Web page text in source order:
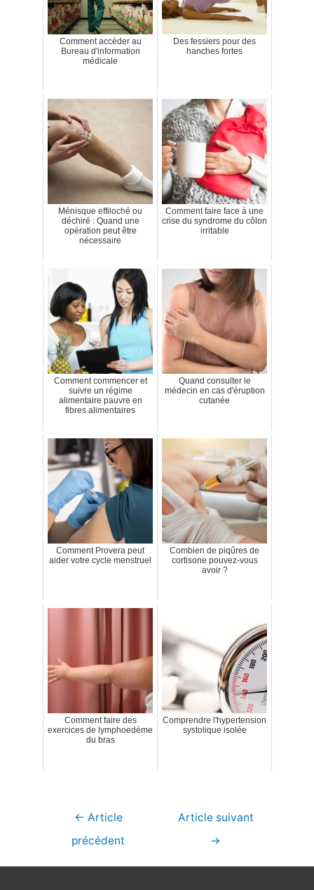
Comment accéder au
Bureau d'information
médicale
Des fessiers pour des
hanches fortes
Ménisque effiloché ou
déchiré : Quand une
opération peut être
nécessaire
Comment faire face à une
crise du syndrome du côlon
irritable
Comment commencer et
suivre un régime
alimentaire pauvre en
fibres alimentaires
Quand consulter le
médecin en cas d'éruption
cutanée
Comment Provera peut
aider votre cycle menstruel
Combien de piqûres de
cortisone pouvez-vous
avoir ?
Comment faire des
exercices de lymphoedème
du bras
Comprendre l'hypertension
systolique isolée
Navigation
← Article
précédent
Article suivant
→